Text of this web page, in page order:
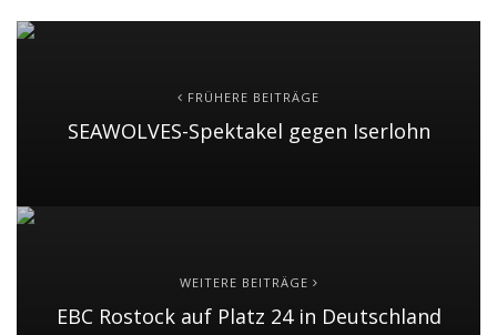
FRÜHERE BEITRÄGE
SEAWOLVES-Spektakel gegen Iserlohn
WEITERE BEITRÄGE
EBC Rostock auf Platz 24 in Deutschland